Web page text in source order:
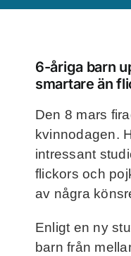
6-åriga barn
smartare än
Den 8 mars
kvinnodagen.
intressant
flickors och
av några
Enligt en ny
barn från